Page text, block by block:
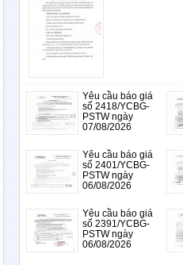
Yêu cầu báo giá
số 2418/YCBG-
PSTW ngày
07/08/2026
Yêu cầu báo giá
số 2401/YCBG-
PSTW ngày
06/08/2026
Yêu cầu báo giá
số 2391/YCBG-
PSTW ngày
06/08/2026